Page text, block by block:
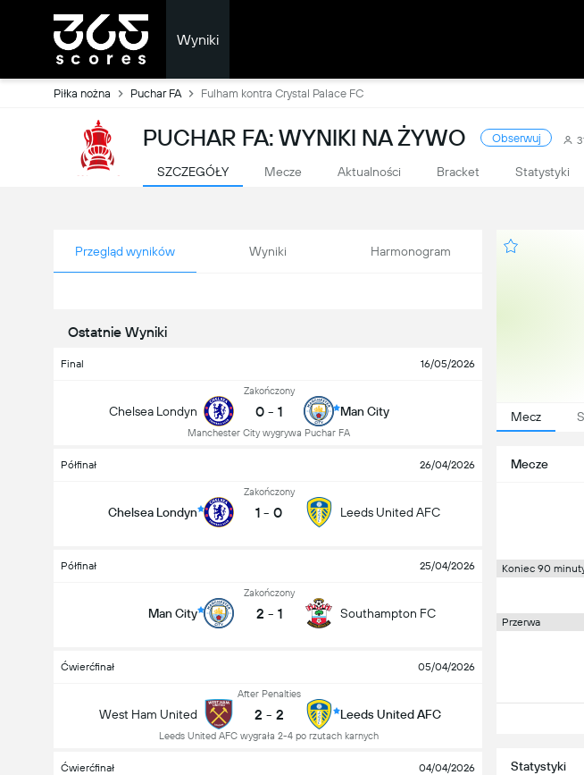
Wyniki
Piłka nożna Puchar FA Fulham kontra Crystal Palace FC
PUCHAR FA: WYNIKI NA ŻYWO Obserwuj
SZCZEGÓŁY Mecze Aktualności Bracket Statystyki
Przegląd wyników Wyniki Harmonogram
Ostatnie Wyniki
Final 16/05/2026
Chelsea Londyn
Zakończony
0 - 1
Manchester City wygrywa Puchar FA
Man City
Półfinał 26/04/2026
Chelsea Londyn
Zakończony
1 - 0 Leeds United AFC
Półfinał 25/04/2026
Man City
Zakończony
2 - 1 Southampton FC
Ćwierćfinał 05/04/2026
West Ham United
After Penalties
2 - 2
Leeds United AFC wygrała 2-4 po rzutach karnych
Leeds United AFC
Ćwierćfinał 04/04/2026
Mecz
Mecze
Koniec 90
Przerwa
Statystyki